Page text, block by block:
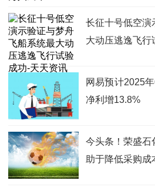
长征十号低空演
大动压逃逸飞行
网易预计2025
净利增13.8%
今头条！荣盛石
助于降低采购